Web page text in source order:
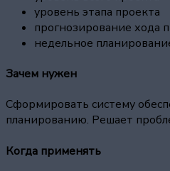
уровень этапа проекта
прогнозирование хода
недельное
Зачем нужен
Сформировать систему
планированию. Решает
Когда применять